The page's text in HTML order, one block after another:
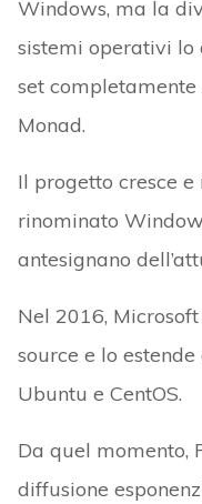
Windows, ma la
sistemi operativi lo
set
Monad.
Il progetto cresce
rinominato
antesignano
Nel 2016,
source e lo
Ubuntu e CentOS.
Da quel momento,
diffusione